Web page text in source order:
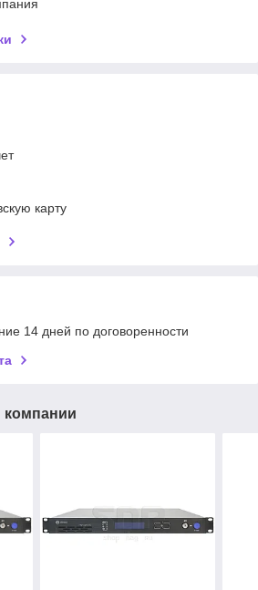
карту
14 дней по договоренности